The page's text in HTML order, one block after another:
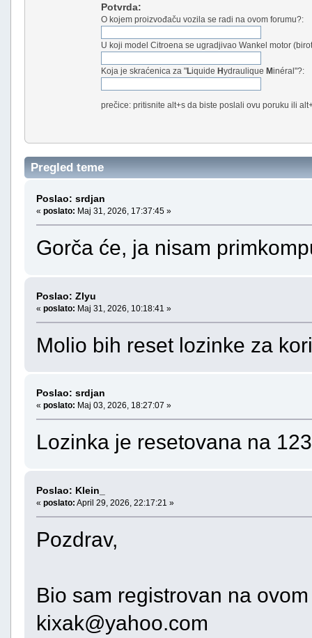
Potvrda:
O kojem proizvođaču vozila se radi na ovom forumu?:
U koji model Citroena se ugradjivao Wankel motor
Koja je skraćenica za "Liquide Hydraulique Minéral"?:
prečice: pritisnite alt+s da biste poslali ovu poruku ili
Pregled teme
Poslao: srdjan
« poslato: Maj 31, 2026, 17:37:45 »
Gorča će, ja nisam
Poslao: Zlyu
« poslato: Maj 31, 2026, 10:18:41 »
Molio bih reset lozinke za
Poslao: srdjan
« poslato: Maj 03, 2026, 18:27:07 »
Lozinka je resetovana na
Poslao: Klein_
« poslato: April 29, 2026, 22:17:21 »
Pozdrav,
Bio sam registrovan na
kixak@yahoo.com